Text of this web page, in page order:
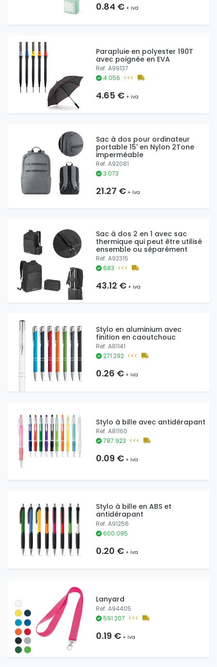
0.84 €+ iva
Parapluie en polyester 190T
avec poignée en EVA
Ref. A99137
4.056 <<<
4.65 €+ iva
Sac à dos pour ordinateur
portable 15' en Nylon 2Tone
imperméable
Ref. A92081
3.073
21.27 €+ iva
Sac à dos 2 en 1 avec sac
thermique qui peut être utilisé
ensemble ou séparément
Ref. A92315
683 <<<
43.12 €+ iva
Stylo en aluminium avec
finition en caoutchouc
Ref. A81141
271.292 <<<
0.26 €+ iva
Stylo à bille avec antidérapant
Ref. A81160
787.923 <<<
0.09 €+ iva
Stylo à bille en ABS et
antidérapant
Ref. A91256
600.095
0.20 €+ iva
Lanyard
Ref. A94405
591.207 <<<
0.19 €+ iva